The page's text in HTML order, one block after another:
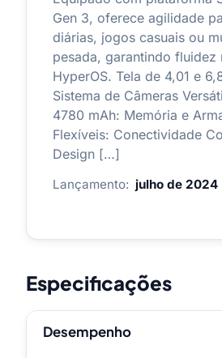
Gen 3, oferece agilidade
diárias, jogos casuais ou
pesada, garantindo fluidez
HyperOS. Tela de 4,01 e
Sistema de Câmeras
4780 mAh: Memória e
Flexíveis: Conectividade
Design […]
Lançamento: julho de 2024
Especificações
Desempenho